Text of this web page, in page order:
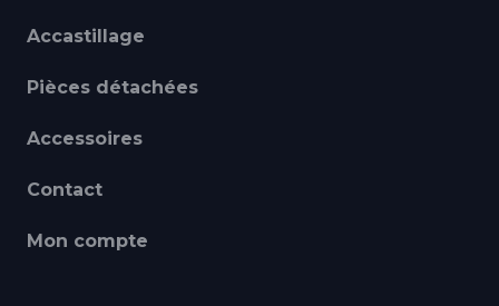
Accastillage
Pièces détachées
Accessoires
Contact
Mon compte